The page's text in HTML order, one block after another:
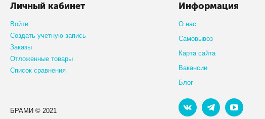
Личный кабинет
Войти
Создать учетную запись
Заказы
Отложенные товары
Список сравнения
Информация
О нас
Самовывоз
Карта сайта
Вакансии
Блог
БРАМИ © 2021